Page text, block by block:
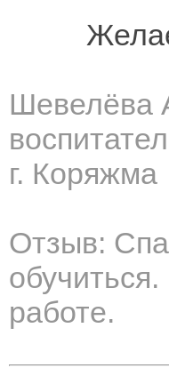
Шевелёва
г. Коряжма
Отзыв:
работе.